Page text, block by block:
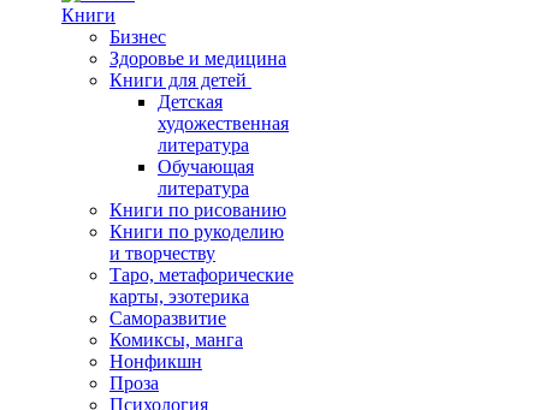
Книги
Бизнес
Здоровье и медицина
Книги для детей
Детская
художественная
литература
Обучающая
литература
Книги по рисованию
Книги по рукоделию
и творчеству
Таро, метафорические
карты, эзотерика
Саморазвитие
Комиксы, манга
Нонфикшн
Проза
Психология